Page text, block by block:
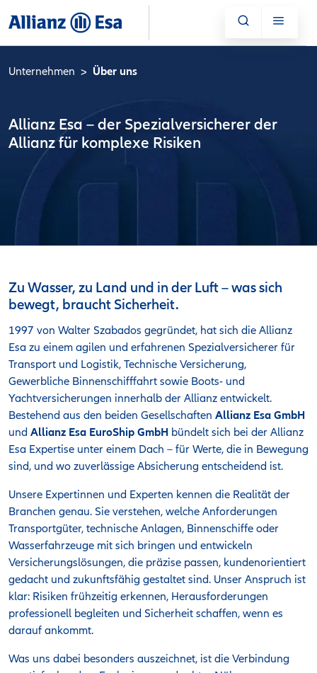
Unternehmen Über uns
Allianz Esa – der Spezialversicherer der
Allianz für komplexe Risiken
Zu Wasser, zu Land und in der Luft – was sich
bewegt, braucht Sicherheit.
1997 von Walter Szabados gegründet, hat sich die Allianz
Esa zu einem agilen und erfahrenen Spezialversicherer für
Transport und Logistik, Technische Versicherung,
Gewerbliche Binnenschifffahrt sowie Boots- und
Yachtversicherungen innerhalb der Allianz entwickelt.
Bestehend aus den beiden Gesellschaften Allianz Esa GmbH
und Allianz Esa EuroShip GmbH bündelt sich bei der Allianz
Esa Expertise unter einem Dach – für Werte, die in Bewegung
sind, und wo zuverlässige Absicherung entscheidend ist.
Unsere Expertinnen und Experten kennen die Realität der
Branchen genau. Sie verstehen, welche Anforderungen
Transportgüter, technische Anlagen, Binnenschiffe oder
Wasserfahrzeuge mit sich bringen und entwickeln
Versicherungslösungen, die präzise passen, kundenorientiert
gedacht und zukunftsfähig gestaltet sind. Unser Anspruch ist
klar: Risiken frühzeitig erkennen, Herausforderungen
professionell begleiten und Sicherheit schaffen, wenn es
darauf ankommt.
Was uns dabei besonders auszeichnet, ist die Verbindung